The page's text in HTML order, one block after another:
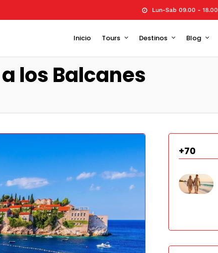
Lun-Sab 09.00 - 18.00
Inicio Tours Destinos Blog
los Balcanes
+70